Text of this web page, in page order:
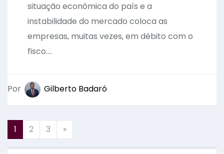
situação econômica do país e a
instabilidade do mercado coloca as
empresas, muitas vezes, em débito com o
fisco....
Por Gilberto Badaró
1 2 3 »